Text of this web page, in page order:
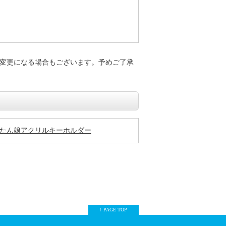
更になる場合もございます。予めご了承
ん娘アクリルキーホルダー
↑ PAGE TOP